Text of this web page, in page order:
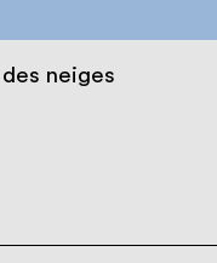
neiges